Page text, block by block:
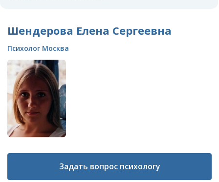
Шендерова Елена Сергеевна
Психолог Москва
Задать вопрос психологу